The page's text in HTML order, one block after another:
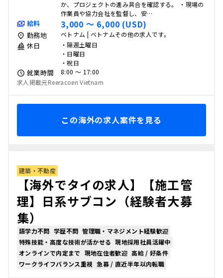
か、プロジェクトの進み具合を確認する。 ・現場の
作業員や協力会社を監督し、安…
給料 3,000 〜 6,000 (USD)
勤務地 ベトナム | ベトナムその他の求人です。
休日
・隔週土曜日
・日曜日
・祝日
就業時間
8:00 〜 17:00
求人掲載元Reeracoen Vietnam
この海外の求人案件を見る
建築・不動産
【海外でタイの求人】【施工管
理】日系サブコン（経験者大募
集）
語学力不問 学歴不問 管理職・マネジメント経験歓迎
特殊技能・高度な技術が活かせる 現地採用社員活躍中
オンラインで内定まで 現地在住者歓迎 高給 / 好条件
ワークライフバランス重視 急募 / 直近半年以内転職